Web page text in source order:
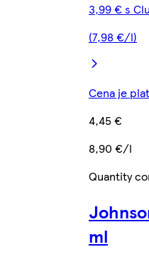
3,99 € s
(7,98 €/l)
Cena je
4,45 €
8,90 €/l
Quantity
ml